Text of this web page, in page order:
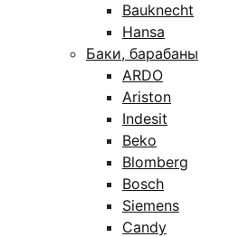
Bauknecht
Hansa
Баки, барабаны
ARDO
Ariston
Indesit
Beko
Blomberg
Bosch
Siemens
Candy